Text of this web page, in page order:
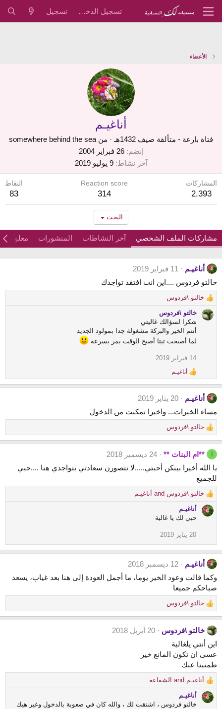
تسجيل الدخول تسجيل
الأعضاء
أناغيـم
فتاة بارعة - متألقة صيف 1432هـ · من somewhere behind the sea
إنضم
26 فبراير 2004
آخر نشاط 9 يوليو 2019
المشاركات
2,393
Reaction score
314
النقاط
83
البحث
مشاركات الملف الشخصي آخر النشاطات المنشورات معلومات
أناغيـم
11 فبراير 2019
خالتو فردوس ....اين انت افتقد تواجدك
R
e
a
:
خالتو \فردوس
خالتو \فردوس
شكرا لسؤالك غاليتي
أنتم الخير والبركة مشغولة جدا بمولود الجديد
لما أصبحت تيتا أصبح الوقت يمر بسرعة
14 فبراير 2019
R
e
c
i
n
:
أناغيـم
أناغيـم
20 يناير 2019
مساء الخيرات... واخيرا تمكنت من الدخول
R
e
a
c
t
i
o
n
:
خالتو \فردوس
**ام البنات **
24 ديسمبر 2018
يا الله أخيرا بينكن أحبتي.....لا تتصورن سعادتي بتواجدي هنا ....حبي
للجميع
R
e
a
o
n
s
:
خالتو \فردوس أناغيـم
أناغيـم
حبي لك يا غالية
20 يناير 2019
أناغيـم
12 ديسمبر 2018
وكما قالت وعود الخير يوما، ما أجمل العودة إلى هنا بعد غياب، يسعد
صباحكم جميعا
R
e
a
c
t
o
n
s
خالتو \فردوس
خالتو \فردوس
20 أبريل 2018
اين أنتي يلغالية
عسى ان تكون المانع خير
طمنينا عنك
R
e
a
أناغيـم الشفاعة
أناغيـم
خالتو فردوس ، اشتقت لك ، والله كان في صعوبة بالدخول وغير هيك